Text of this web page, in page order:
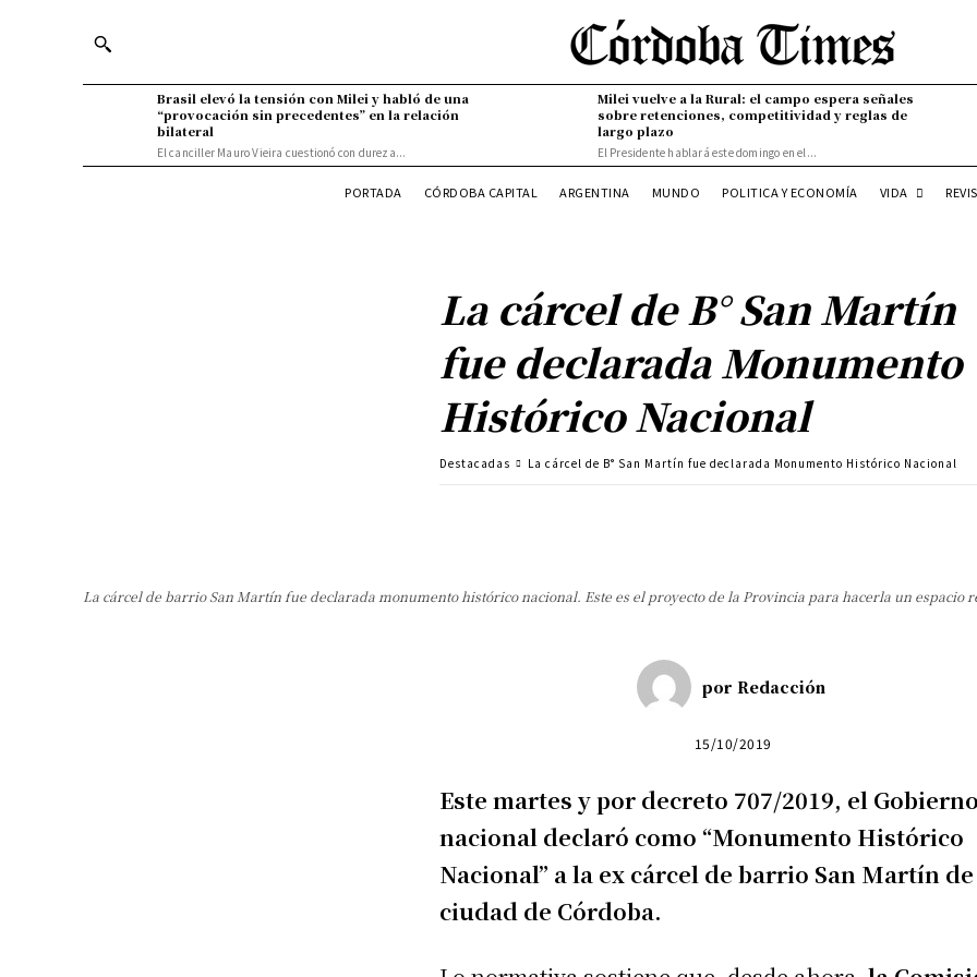
Brasil elevó la tensión con Milei y habló de una
“provocación sin precedentes” en la relación
bilateral
El canciller Mauro Vieira cuestionó con dureza...
Milei vuelve a la Rural: el campo espera señales
sobre retenciones, competitividad y reglas de
largo plazo
El Presidente hablará este domingo en el...
PORTADA CÓRDOBA CAPITAL ARGENTINA MUNDO POLITICA Y ECONOMÍA VIDA
La cárcel de B° San Martín
fue declarada Monumento
Histórico Nacional
Destacadas La cárcel de B° San Martín fue declarada Monumento Histórico Nacional
La cárcel de barrio San Martín fue declarada monumento histórico nacional. Este es el proyecto de la Provincia para hacerla un espacio
por Redacción
15/10/2019
Este martes y por decreto 707/2019, el Gobierno
nacional declaró como “Monumento Histórico
Nacional” a la ex cárcel de barrio San Martín
ciudad de Córdoba.